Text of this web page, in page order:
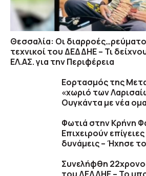
Θεσσαλία: Οι
τεχνικοί του ΔΕΔΔΗΕ – Τι
ΕΛ.ΑΣ. για την Περιφέρεια
Εορτασμός της
«χωριό των
Ουγκάντα με νέα
Φωτιά στην Κρήνη
Επιχειρούν
δυνάμεις – Ήχησε το
Συνελήφθη